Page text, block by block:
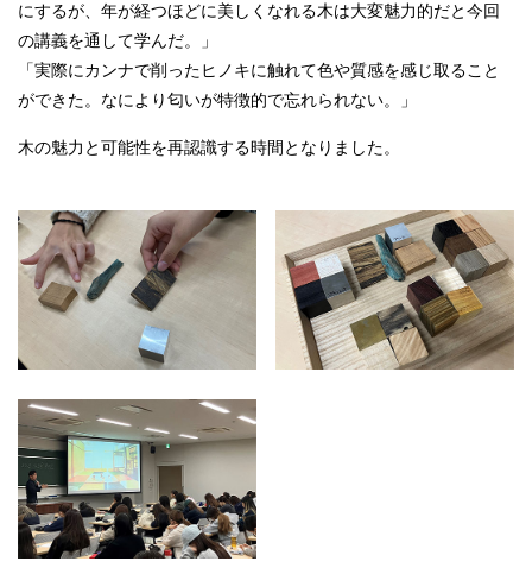
にするが、年が経つほどに美しくなれる木は大変魅力的だと今回
の講義を通して学んだ。」
「実際にカンナで削ったヒノキに触れて色や質感を感じ取ること
ができた。なにより匂いが特徴的で忘れられない。」
木の魅力と可能性を再認識する時間となりました。